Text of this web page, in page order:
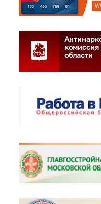
области